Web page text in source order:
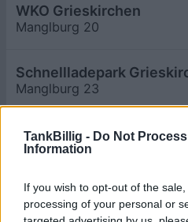
TankBillig - Do Not
Information
If you wish to opt-out of the
processing of your personal or
WKO Grieskirchen
Manglburg 20
Schnellladepark
Manglburg 23
FSD Dienstleistungs
Uferstraße 26
Charging Station ALVERI
Moos 4